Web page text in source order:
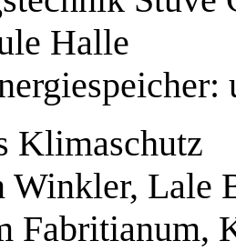
Halle
Klimaschutz
Lale
Fabritianum,